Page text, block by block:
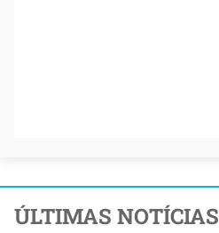
ÚLTIMAS NOTÍCIAS